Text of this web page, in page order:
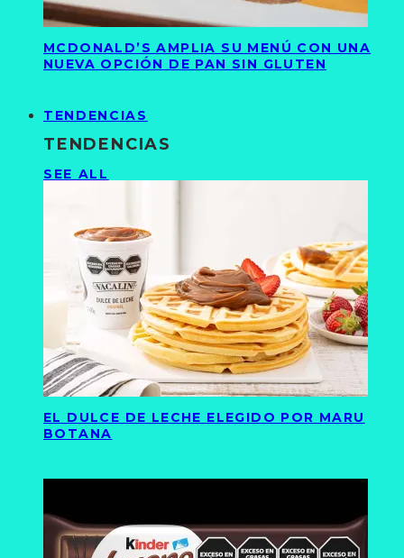
MCDONALD’S AMPLIA SU MENÚ CON UNA
NUEVA OPCIÓN DE PAN SIN GLUTEN
TENDENCIAS
TENDENCIAS
SEE ALL
EL DULCE DE LECHE ELEGIDO POR MARU
BOTANA